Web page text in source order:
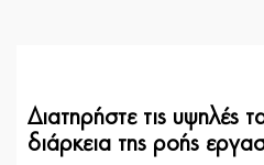
Διατηρήστε τις υψηλές
διάρκεια της ροής